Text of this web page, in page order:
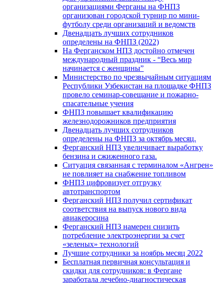
организациями Ферганы на ФНПЗ
организован городской турнир по мини-
футболу среди организаций и ведомств
Двенадцать лучших сотрудников
определены на ФНПЗ (2022)
На Ферганском НПЗ достойно отмечен
международный праздник - “Весь мир
начинается с женщины”
Министерство по чрезвычайным ситуациям
Республики Узбекистан на площадке ФНПЗ
провело семинар-совещание и пожарно-
спасательные учения
ФНПЗ повышает квалификацию
железнодорожников предприятия
Двенадцать лучших сотрудников
определены на ФНПЗ за октябрь месяц.
Ферганский НПЗ увеличивает выработку
бензина и сжиженного газа.
Ситуация связанная с терминалом «Ангрен»
не повлияет на снабжение топливом
ФНПЗ цифровизует отгрузку
автотранспортом
Ферганский НПЗ получил сертификат
соответствия на выпуск нового вида
авиакеросина
Ферганский НПЗ намерен снизить
потребление электроэнергии за счет
«зеленых» технологий
Лучшие сотрудники за ноябрь месяц 2022
Бесплатная первичная консультация и
скидки для сотрудников: в Фергане
заработала лечебно-диагностическая